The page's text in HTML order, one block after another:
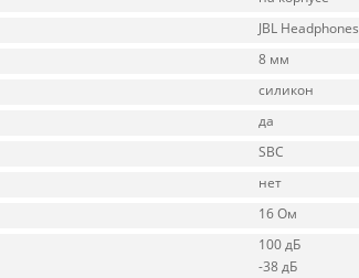
JBL Headphones
8 мм
силикон
да
SBC
нет
16 Ом
100 дБ
-38 дБ